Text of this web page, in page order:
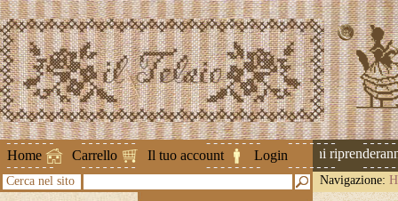
Home Carrello Il tuo account Login
Attenzione ! Le spedizioni
Cerca nel sito Navigazione: